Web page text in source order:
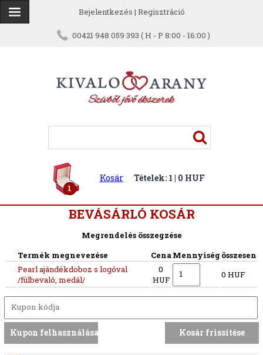
Bejelentkezés | Regisztráció
00421 948 059 393 ( H - P 8:00 - 16:00 )
1
Kosár Tételek: 1 | 0 HUF
BEVÁSÁRLÓ KOSÁR
Megrendelés összegzése
Termék megnevezése
CenaMennyiség összesen
Pearl ajándékdoboz s logóval
/fülbevaló, medál/
0
HUF
0 HUF